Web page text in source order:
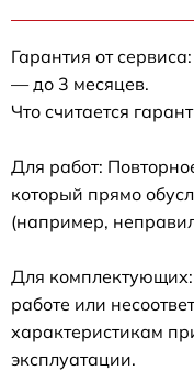
Гарантия от
— до 3 месяцев.
Что считается
Для работ:
который прямо
(например,
Для
работе или
характеристикам
эксплуатации.